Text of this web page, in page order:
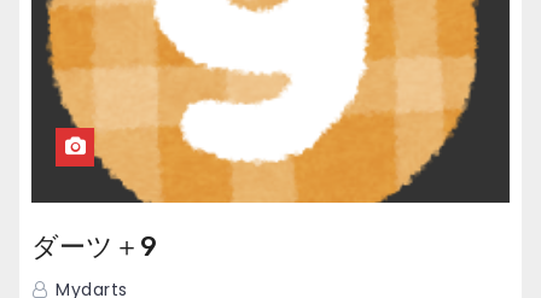
ダーツ＋9
Mydarts